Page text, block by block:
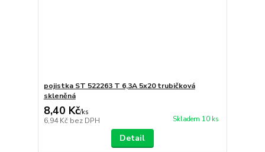
pojistka ST 522263 T 6,3A 5x20 trubičková
skleněná
8,40 Kč/ks
6,94 Kč bez DPH Skladem 10 ks
Detail